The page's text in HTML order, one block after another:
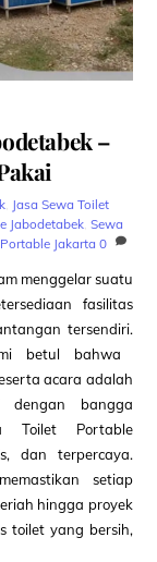
–
, Jasa Sewa Toilet
Jabodetabek,Sewa
Jakarta 0
menggelar suatu
fasilitas
tersendiri.
betul bahwa
acara adalah
bangga
Toilet Portable
dan terpercaya.
setiap
hingga proyek
toilet yang bersih,